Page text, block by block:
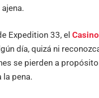
Expedition 33, el
día, quizá ni
se pierden a
la pena.